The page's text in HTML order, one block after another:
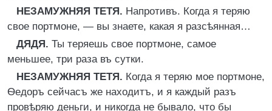
НЕЗАМУЖНЯЯ ТЕТЯ. Напротивъ. Когда я теряю
свое портмоне, — вы знаете, какая я разсѣянная…
ДЯДЯ. Ты теряешь свое портмоне, самое
меньшее, три раза въ сутки.
НЕЗАМУЖНЯЯ ТЕТЯ. Когда я теряю мое портмоне,
Ѳедоръ сейчасъ же находитъ, и я каждый разъ
провѣряю деньги, и никогда не бывало, что бы